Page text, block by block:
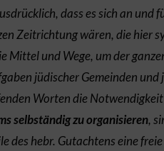
dass es sich an und
Zeitrichtung wären, die hier
Mittel und Wege, um der
jüdischer Gemeinden und
Worten die
selbständig zu organisieren,
des hebr. Gutachtens eine